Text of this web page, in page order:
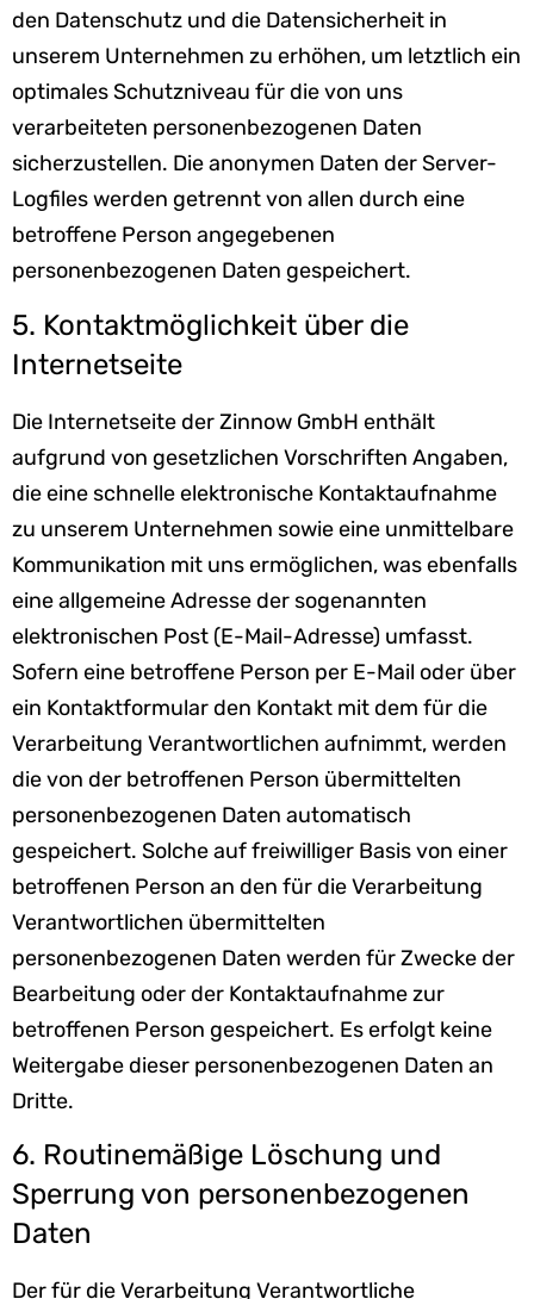
den Datenschutz und die Datensicherheit in
unserem Unternehmen zu erhöhen, um letztlich ein
optimales Schutzniveau für die von uns
verarbeiteten personenbezogenen Daten
sicherzustellen. Die anonymen Daten der Server-
Logfiles werden getrennt von allen durch eine
betroffene Person angegebenen
personenbezogenen Daten gespeichert.
5. Kontaktmöglichkeit über die
Internetseite
Die Internetseite der Zinnow GmbH enthält
aufgrund von gesetzlichen Vorschriften Angaben,
die eine schnelle elektronische Kontaktaufnahme
zu unserem Unternehmen sowie eine unmittelbare
Kommunikation mit uns ermöglichen, was ebenfalls
eine allgemeine Adresse der sogenannten
elektronischen Post (E-Mail-Adresse) umfasst.
Sofern eine betroffene Person per E-Mail oder über
ein Kontaktformular den Kontakt mit dem für die
Verarbeitung Verantwortlichen aufnimmt, werden
die von der betroffenen Person übermittelten
personenbezogenen Daten automatisch
gespeichert. Solche auf freiwilliger Basis von einer
betroffenen Person an den für die Verarbeitung
Verantwortlichen übermittelten
personenbezogenen Daten werden für Zwecke der
Bearbeitung oder der Kontaktaufnahme zur
betroffenen Person gespeichert. Es erfolgt keine
Weitergabe dieser personenbezogenen Daten an
Dritte.
6. Routinemäßige Löschung und
Sperrung von personenbezogenen
Daten
Der für die Verarbeitung Verantwortliche